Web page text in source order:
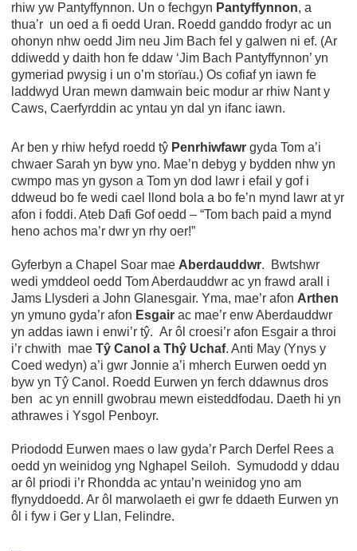
rhiw yw Pantyffynnon. Un o fechgyn Pantyffynnon, a
thua’r un oed a fi oedd Uran. Roedd ganddo frodyr ac un
ohonyn nhw oedd Jim neu Jim Bach fel y galwen ni ef. (Ar
ddiwedd y daith hon fe ddaw ‘Jim Bach Pantyffynnon’ yn
gymeriad pwysig i un o’m storïau.) Os cofiaf yn iawn fe
laddwyd Uran mewn damwain beic modur ar rhiw Nant y
Caws, Caerfyrddin ac yntau yn dal yn ifanc iawn.
Ar ben y rhiw hefyd roedd tŷ Penrhiwfawr gyda Tom a’i
chwaer Sarah yn byw yno. Mae’n debyg y bydden nhw yn
cwmpo mas yn gyson a Tom yn dod lawr i efail y gof i
ddweud bo fe wedi cael llond bola a bo fe’n mynd lawr at yr
afon i foddi. Ateb Dafi Gof oedd – “Tom bach paid a mynd
heno achos ma’r dwr yn rhy oer!”
Gyferbyn a Chapel Soar mae Aberdauddwr. Bwtshwr
wedi ymddeol oedd Tom Aberdauddwr ac yn frawd arall i
Jams Llysderi a John Glanesgair. Yma, mae’r afon Arthen
yn ymuno gyda’r afon Esgair ac mae’r enw Aberdauddwr
yn addas iawn i enwi’r tŷ. Ar ôl croesi’r afon Esgair a throi
i’r chwith mae Tŷ Canol a Thŷ Uchaf. Anti May (Ynys y
Coed wedyn) a’i gwr Jonnie a’i mherch Eurwen oedd yn
byw yn Tŷ Canol. Roedd Eurwen yn ferch ddawnus dros
ben ac yn ennill gwobrau mewn eisteddfodau. Daeth hi yn
athrawes i Ysgol Penboyr.
Priododd Eurwen maes o law gyda’r Parch Derfel Rees a
oedd yn weinidog yng Nghapel Seiloh. Symudodd y ddau
ar ôl priodi i’r Rhondda ac yntau’n weinidog yno am
flynyddoedd. Ar ôl marwolaeth ei gwr fe ddaeth Eurwen yn
ôl i fyw i Ger y Llan, Felindre.